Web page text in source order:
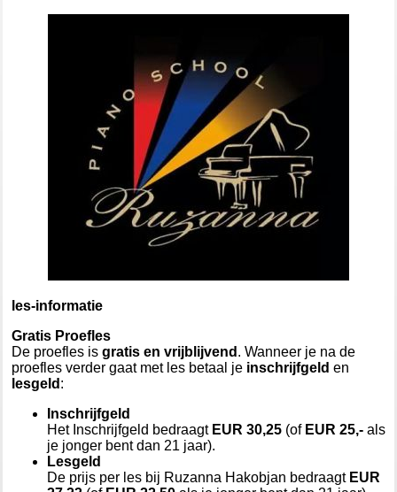
les-informatie
Gratis Proefles
De proefles is gratis en vrijblijvend . Wanneer je na de
proefles verder gaat met les betaal je inschrijfgeld en
lesgeld :
Inschrijfgeld
Het Inschrijfgeld bedraagt EUR 30,25 (of EUR 25,- als
je jonger bent dan 21 jaar).
Lesgeld
De prijs per les bij Ruzanna Hakobjan bedraagt EUR